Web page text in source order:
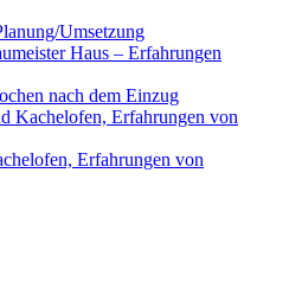
Umsetzung
Haus – Erfahrungen
nach dem Einzug
Kachelofen, Erfahrungen von
Erfahrungen von